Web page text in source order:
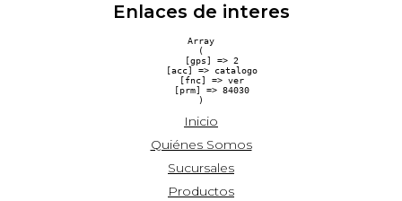
Enlaces de interes
Array
(
    [gps] => 2
    [acc] => catalogo
    [fnc] => ver
    [prm] => 84030
Inicio
Quiénes Somos
Sucursales
Productos